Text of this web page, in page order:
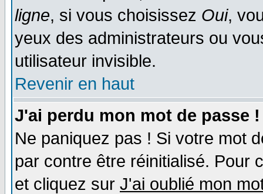
ligne, si vous choisissez Oui,
yeux des administrateurs ou
utilisateur invisible.
Revenir en haut
J'ai perdu mon mot de passe !
Ne paniquez pas ! Si votre mot
par contre être réinitialisé. Pour
et cliquez sur J'ai oublié mon